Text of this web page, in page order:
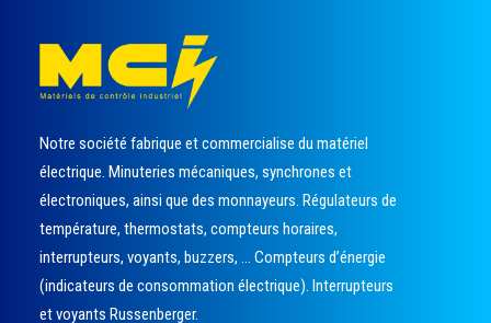
Notre société fabrique et commercialise du matériel
électrique. Minuteries mécaniques, synchrones et
électroniques, ainsi que des monnayeurs. Régulateurs de
température, thermostats, compteurs horaires,
interrupteurs, voyants, buzzers, … Compteurs d’énergie
(indicateurs de consommation électrique). Interrupteurs
et voyants Russenberger.